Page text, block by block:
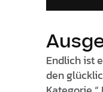
Endlich ist
den